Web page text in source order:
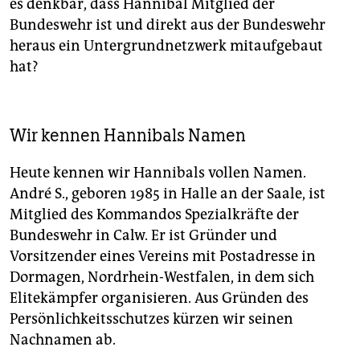
es denkbar, dass Hannibal Mitglied der
Bundeswehr ist und direkt aus der Bundeswehr
heraus ein Untergrundnetzwerk mitaufgebaut
hat?
Wir kennen Hannibals Namen
Heute kennen wir Hannibals vollen Namen.
André S., geboren 1985 in Halle an der Saale, ist
Mitglied des Kommandos Spezialkräfte der
Bundeswehr in Calw. Er ist Gründer und
Vorsitzender eines Vereins mit Postadresse in
Dormagen, Nordrhein-Westfalen, in dem sich
Elitekämpfer organisieren. Aus Gründen des
Persönlichkeitsschutzes kürzen wir seinen
Nachnamen ab.